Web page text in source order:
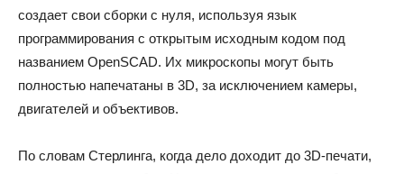
создает свои сборки с нуля, используя язык
программирования с открытым исходным кодом под
названием OpenSCAD. Их микроскопы могут быть
полностью напечатаны в 3D, за исключением камеры,
двигателей и объективов.
По словам Стерлинга, когда дело доходит до 3D-печати,